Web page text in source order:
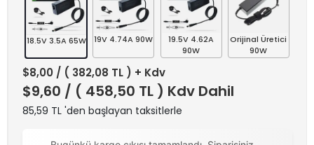
18.5V 3.5A 65W 19V 4.74A 90W
19.5V 4.62A
90W
Orijinal Üretici
90W
$8,00 / ( 382,08 TL ) + Kdv
$9,60 / ( 458,50 TL ) Kdv Dahil
85,59 TL 'den başlayan taksitlerle